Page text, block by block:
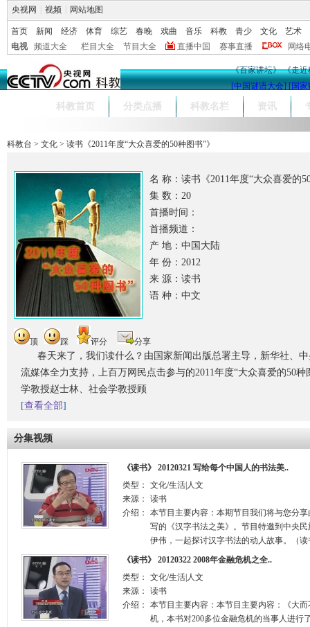
央视网 视频 网站地图
首页 新闻 经济 体育 综艺 春晚 戏曲 音乐 科教 青少 文化
艺术
电视
频道大全 栏目大全 节目大全 直播中国 赛事直播 网络
《百家讲坛》 《走近
[中国谜语大会] [国家
科教首页 分类点播 科教名栏 资讯
科教台 > 文化 > 读书《2011年度“大众喜爱的50种图书”》
名 称：读书《2011年度“大众喜爱的
集 数：20
首播时间：
首播频道：
产 地：中国大陆
年 份：2012
来 源：读书
语 种：中文
顶 踩 评分 分享
春天来了，我们读什么？由国家新闻出版总署主导，新华社、
流媒体全力支持，上百万网民点击参与的2011年度“大众喜爱的50
学教授赵士林、社会学教授顾
[查看全部]
分集视频
《读书》 20120321 写给每个中国人的书法美..
类型：
文化/生活|人文
来源：
读书
介绍：
本节目主要内容：本期节目我们将与您分
写的《汉字书法之美》。节目特邀到中央
伊伟，一起探讨汉字书法的动人故事。（读
《读书》 20120322 2008年金融危机之全..
类型：
文化/生活|人文
来源：
读书
介绍：
本节目主要内容：本节目主要内容：《大
机，本书对200多位金融危机的当事人进行